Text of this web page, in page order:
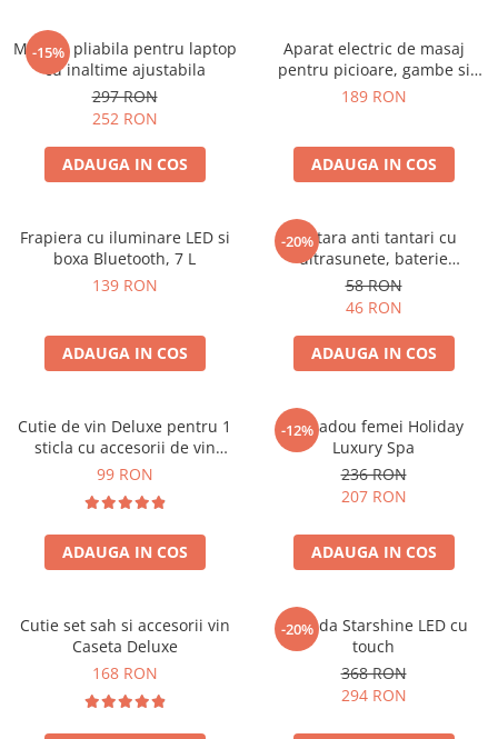
-15%
Masuta pliabila pentru laptop
cu inaltime ajustabila
297 RON
252 RON
ADAUGA IN COS
Aparat electric de masaj
pentru picioare, gambe si
brate
189 RON
ADAUGA IN COS
Frapiera cu iluminare LED si
boxa Bluetooth, 7 L
139 RON
ADAUGA IN COS
-20%
Bratara anti tantari cu
ultrasunete, baterie
reincarcabila 90mAh
58 RON
46 RON
ADAUGA IN COS
Cutie de vin Deluxe pentru 1
sticla cu accesorii de vin
incluse piele ecologica de
99 RON
ADAUGA IN COS
-12%
Set cadou femei Holiday
Luxury Spa
236 RON
207 RON
ADAUGA IN COS
Cutie set sah si accesorii vin
Caseta Deluxe
168 RON
-20%
Oglinda Starshine LED cu
touch
368 RON
294 RON